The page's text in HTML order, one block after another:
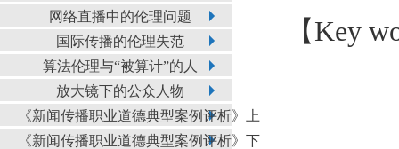
网络直播中的伦理问题
国际传播的伦理失范
算法伦理与“被算计”的人
放大镜下的公众人物
《新闻传播职业道德典型案例评析》上
《新闻传播职业道德典型案例评析》下
【Key